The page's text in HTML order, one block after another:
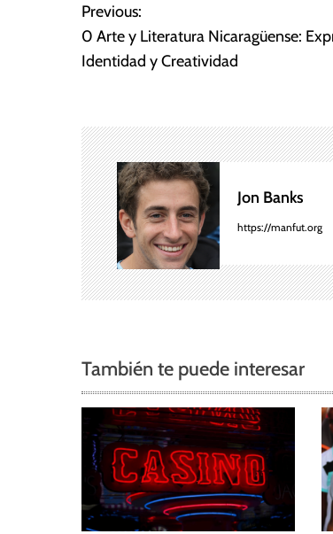
N
a
e
g
a
c
i
n
d
e
n
Previous:
0 Arte y Literatura Nicaragüense:
Identidad y Creatividad
Jon Banks
https://manfut.org
También te puede interesar